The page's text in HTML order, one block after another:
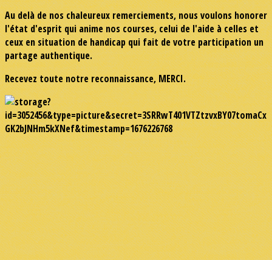
Au delà de nos chaleureux remerciements, nous voulons honorer
l'état d'esprit qui anime nos courses, celui de l'aide à celles et
ceux en situation de handicap qui fait de votre participation un
partage authentique.
Recevez toute notre reconnaissance, MERCI.